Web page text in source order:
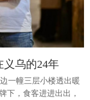
义乌的24年
一幢三层小楼透出暖
下，食客进进出出，